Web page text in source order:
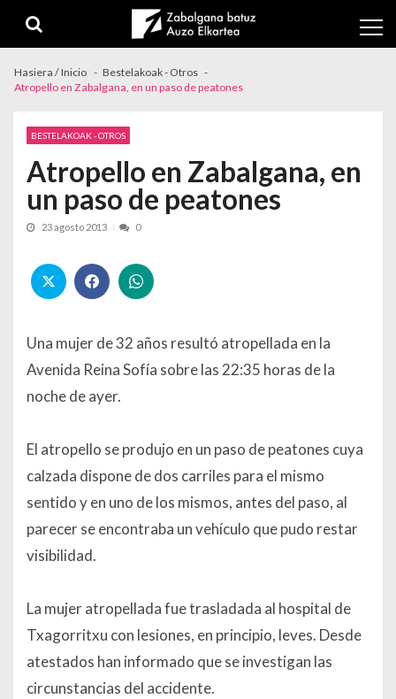
Hasiera / Inicio
Bestelakoak - Otros
Atropello en Zabalgana, en un paso de peatones
BESTELAKOAK - OTROS
Atropello en Zabalgana, en
un paso de peatones
23 agosto 2013 0
Una mujer de 32 años resultó atropellada en la
Avenida Reina Sofía sobre las 22:35 horas de la
noche de ayer.
El atropello se produjo en un paso de peatones cuya
calzada dispone de dos carriles para el mismo
sentido y en uno de los mismos, antes del paso, al
parecer se encontraba un vehículo que pudo restar
visibilidad.
La mujer atropellada fue trasladada al hospital de
Txagorritxu con lesiones, en principio, leves. Desde
atestados han informado que se investigan las
circunstancias del accidente.